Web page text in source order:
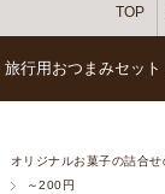
TOP
旅行用おつまみセット
ばら
オリジナルお菓子の詰合
～200円